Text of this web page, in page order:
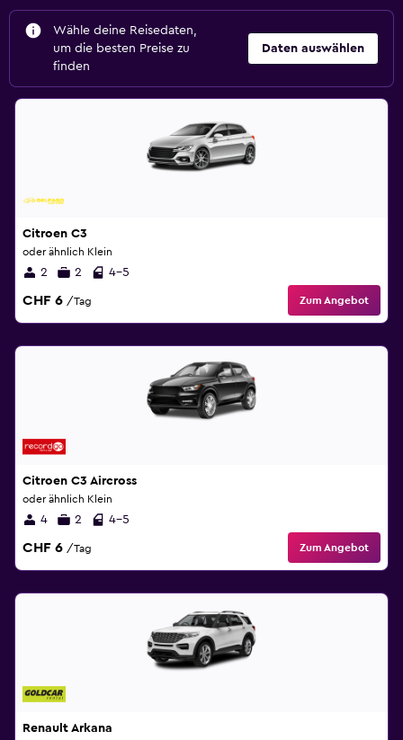
Wähle deine Reisedaten,
um die besten Preise zu
finden
Daten auswählen
Citroen C3
oder ähnlich Klein
2 2 4-5
CHF 6 /Tag Zum Angebot
Citroen C3 Aircross
oder ähnlich Klein
4 2 4-5
CHF 6 /Tag Zum Angebot
Renault Arkana